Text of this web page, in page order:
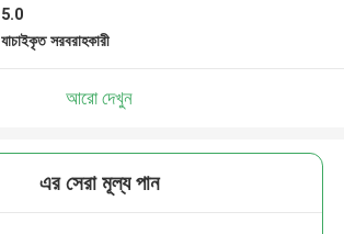
5.0
যাচাইকৃত সরবরাহকারী
আরো দেখুন
এর সেরা মূল্য পান